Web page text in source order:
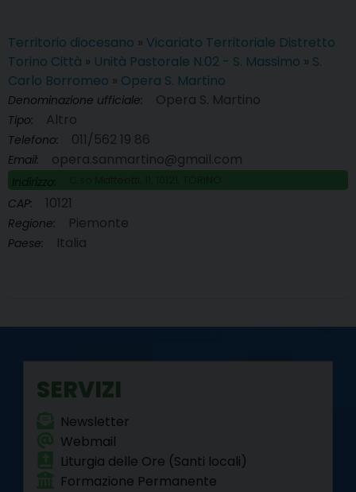
Territorio diocesano » Vicariato Territoriale Distretto
Torino Città » Unità Pastorale N.02 - S. Massimo » S.
Carlo Borromeo » Opera S. Martino
Denominazione ufficiale: Opera S. Martino
Tipo: Altro
Telefono: 011/562 19 86
Email: opera.sanmartino@gmail.com
Indirizzo:
CAP: 10121
Regione: Piemonte
Paese: Italia
SERVIZI
Newsletter
Webmail
Liturgia delle Ore (Santi locali)
Formazione Permanente